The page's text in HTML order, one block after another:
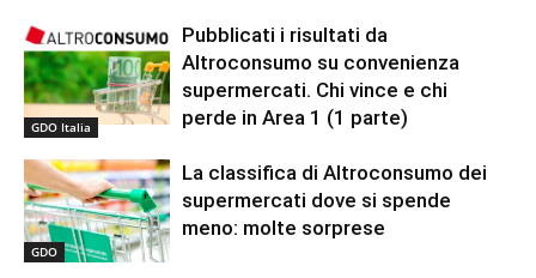
GDO Italia
Pubblicati i risultati da
Altroconsumo su convenienza
supermercati. Chi vince e chi
perde in Area 1 (1 parte)
GDO
La classifica di Altroconsumo dei
supermercati dove si spende
meno: molte sorprese